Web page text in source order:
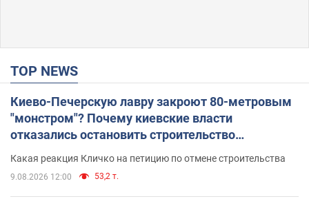
TOP NEWS
Киево-Печерскую лавру закроют 80-метровым
"монстром"? Почему киевские власти
отказались остановить строительство
Какая реакция Кличко на петицию по отмене строительства
9.08.2026 12:00 53,2 т.